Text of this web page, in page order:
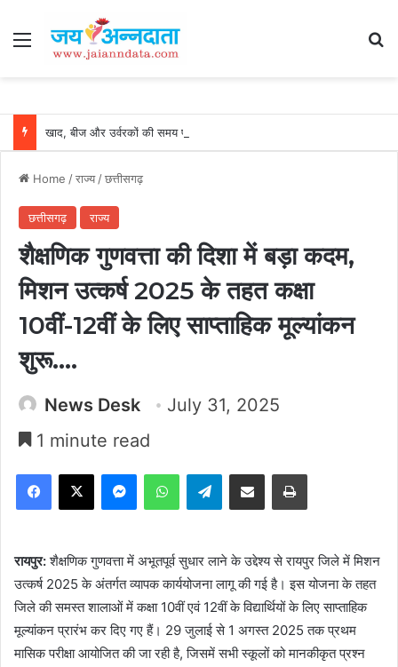
Menu
Home /राज्य/छत्तीसगढ़
छत्तीसगढ़ राज्य
शैक्षणिक गुणवत्ता की दिशा में बड़ा कदम,
मिशन उत्कर्ष 2025 के तहत कक्षा
10वीं-12वीं के लिए साप्ताहिक मूल्यांकन
शुरू….
News Desk
July 31, 2025
1 minute read
Facebook
X MessengerWhatsAppTelegramShare via Email Print
रायपुर:शैक्षणिक गुणवत्ता में अभूतपूर्व सुधार लाने के उद्देश्य से रायपुर जिले में मिशन
उत्कर्ष 2025 के अंतर्गत व्यापक कार्ययोजना लागू की गई है। इस योजना के तहत
जिले की समस्त शालाओं में कक्षा 10वीं एवं 12वीं के विद्यार्थियों के लिए साप्ताहिक
मूल्यांकन प्रारंभ कर दिए गए हैं। 29 जुलाई से 1 अगस्त 2025 तक प्रथम
मासिक परीक्षा आयोजित की जा रही है, जिसमें सभी स्कूलों को मानकीकृत प्रश्न